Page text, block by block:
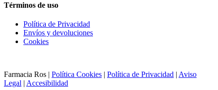
Términos de uso
Política de Privacidad
Envíos y devoluciones
Cookies
Farmacia Ros | Política Cookies | Política de Privacidad | Aviso
Legal | Accesibilidad